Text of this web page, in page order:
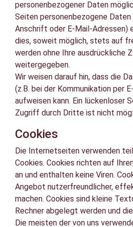
personenbezogener Daten
Seiten personenbezogene
Anschrift oder E-Mail-Adressen)
dies, soweit möglich, stets auf
werden ohne Ihre ausdrückliche
weitergegeben.
Wir weisen darauf hin, dass die
(z.B. bei der Kommunikation per
aufweisen kann. Ein lückenloser
Zugriff durch Dritte ist nicht
Cookies
Die Internetseiten verwenden
Cookies. Cookies richten auf
an und enthalten keine Viren.
Angebot nutzerfreundlicher,
machen. Cookies sind kleine
Rechner abgelegt werden und
Die meisten der von uns